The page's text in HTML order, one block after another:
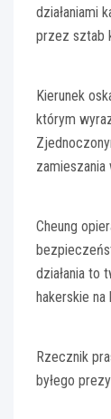
działaniami
przez sztab
Kierunek
którym
zamieszania
Cheung
działania to
hakerskie
Rzecznik
byłego